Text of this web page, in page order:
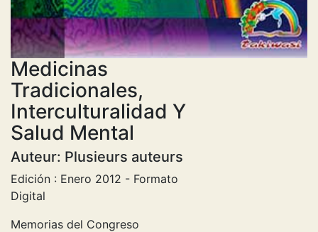
Medicinas
Tradicionales,
Interculturalidad Y
Salud Mental
Auteur: Plusieurs auteurs
Edición : Enero 2012 - Formato
Digital
Memorias del Congreso